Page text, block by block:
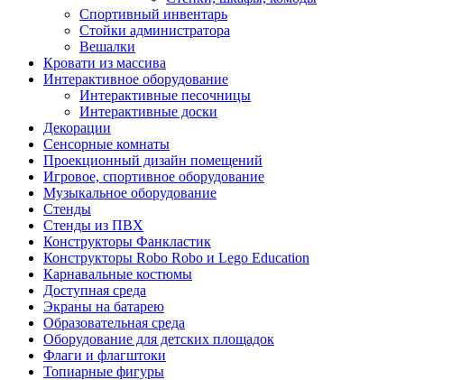
Спортивный инвентарь
Стойки администратора
Вешалки
Кровати из массива
Интерактивное оборудование
Интерактивные песочницы
Интерактивные доски
Декорации
Сенсорные комнаты
Проекционный дизайн помещений
Игровое, спортивное оборудование
Музыкальное оборудование
Стенды
Стенды из ПВХ
Конструкторы Фанкластик
Конструкторы Robo Robo и Lego Education
Карнавальные костюмы
Доступная среда
Экраны на батарею
Образовательная среда
Оборудование для детских площадок
Флаги и флагштоки
Топиарные фигуры